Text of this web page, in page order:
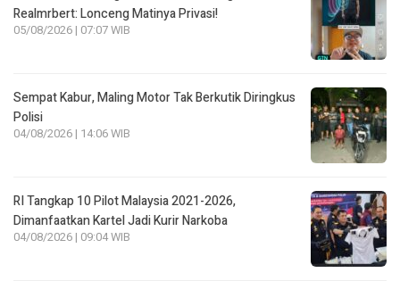
Realmrbert: Lonceng Matinya Privasi!
05/08/2026 | 07:07 WIB
Sempat Kabur, Maling Motor Tak Berkutik Diringkus
Polisi
04/08/2026 | 14:06 WIB
RI Tangkap 10 Pilot Malaysia 2021-2026,
Dimanfaatkan Kartel Jadi Kurir Narkoba
04/08/2026 | 09:04 WIB